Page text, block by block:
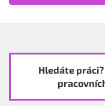
Hledáte